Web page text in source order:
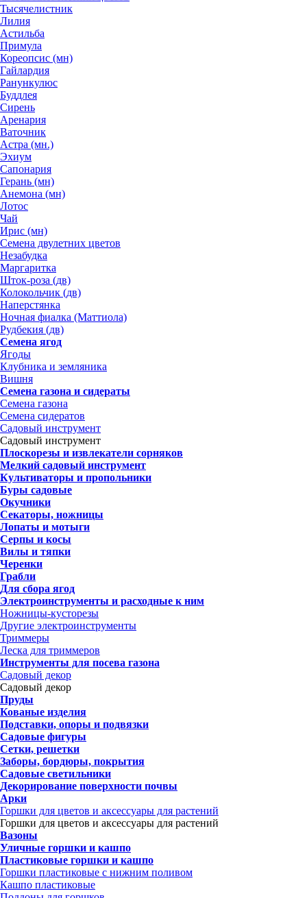
Тысячелистник
Лилия
Астильба
Примула
Кореопсис (мн)
Гайлардия
Ранункулюс
Буддлея
Сирень
Аренария
Ваточник
Астра (мн.)
Эхиум
Сапонария
Герань (мн)
Анемона (мн)
Лотос
Чай
Ирис (мн)
Семена двулетних цветов
Незабудка
Маргаритка
Шток-роза (дв)
Колокольчик (дв)
Наперстянка
Ночная фиалка (Маттиола)
Рудбекия (дв)
Семена ягод
Ягоды
Клубника и земляника
Вишня
Семена газона и сидераты
Семена газона
Семена сидератов
Садовый инструмент
Садовый инструмент
Плоскорезы и извлекатели сорняков
Мелкий садовый инструмент
Культиваторы и пропольники
Буры садовые
Окучники
Секаторы, ножницы
Лопаты и мотыги
Серпы и косы
Вилы и тяпки
Черенки
Грабли
Для сбора ягод
Электроинструменты и расходные к ним
Ножницы-кусторезы
Другие электроинструменты
Триммеры
Леска для триммеров
Инструменты для посева газона
Садовый декор
Садовый декор
Пруды
Кованые изделия
Подставки, опоры и подвязки
Садовые фигуры
Сетки, решетки
Заборы, бордюры, покрытия
Садовые светильники
Декорирование поверхности почвы
Арки
Горшки для цветов и аксессуары для растений
Горшки для цветов и аксессуары для растений
Вазоны
Уличные горшки и кашпо
Пластиковые горшки и кашпо
Горшки пластиковые с нижним поливом
Кашпо пластиковые